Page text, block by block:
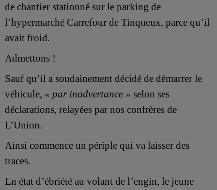
de chantier stationné sur le parking de
l’hypermarché Carrefour de Tinqueux, parce qu’il
avait froid.
Admettons !
Sauf qu’il a soudainement décidé de démarrer le
véhicule, « par inadvertance » selon ses
déclarations, relayées par nos confrères de
L’Union.
Ainsi commence un périple qui va laisser des
traces.
En état d’ébriété au volant de l’engin, le jeune